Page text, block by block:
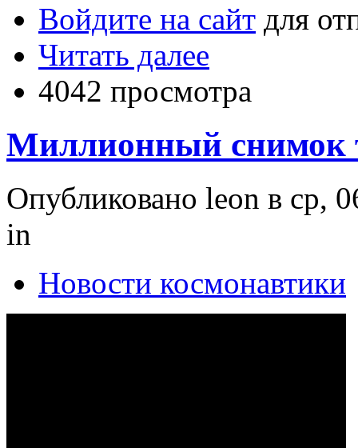
Войдите на сайт для
Читать далее
4042 просмотра
Миллионный снимок
Опубликовано leon в ср,
in
Новости космонавтики